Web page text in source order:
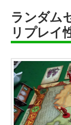
ランダム
リプレイ